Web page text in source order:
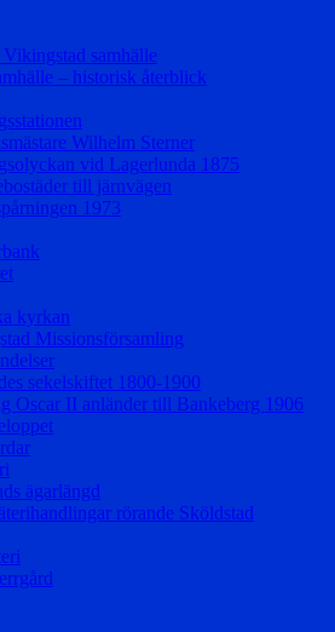
samhälle
– historisk återblick
Wilhelm Sterner
vid Lagerlunda 1875
till järnvägen
1973
kyrkan
Missionsförsamling
sekelskiftet 1800-1900
Oscar II anländer till Bankeberg 1906
ägarlängd
rörande Sköldstad